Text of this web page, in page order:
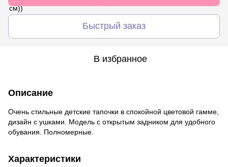
Быстрый заказ
В избранное
Описание
Очень стильные детские тапочки в спокойной цветовой гамме,
дизайн с ушками. Модель с открытым задником для удобного
обувания. Полномерные.
Характеристики